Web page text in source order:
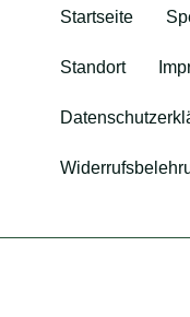
Startseite
Standort